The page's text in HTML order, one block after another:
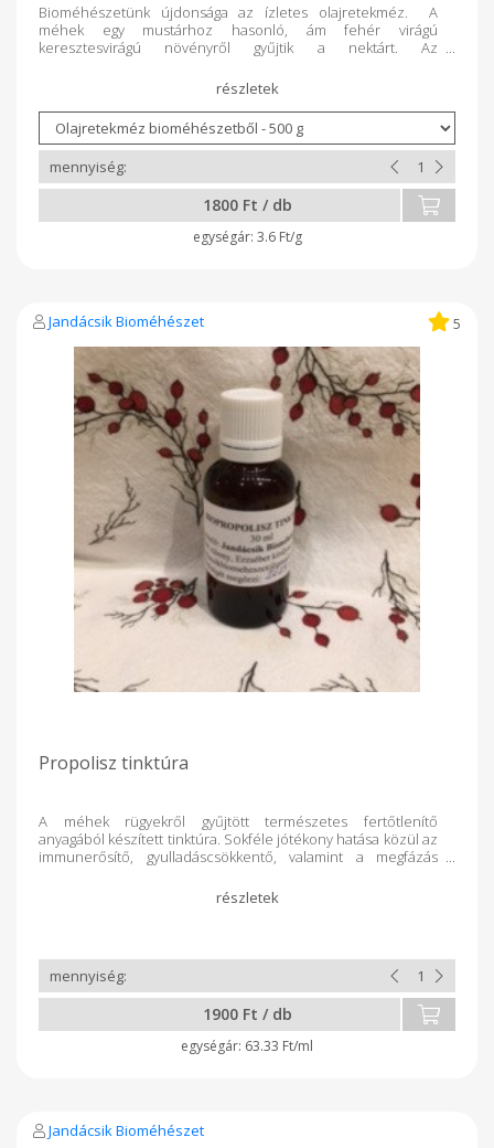
Bioméhészetünk újdonsága az ízletes olajretekméz. A
méhek egy mustárhoz hasonló, ám fehér virágú
keresztesvirágú növényről gyűjtik a nektárt. Az
jellegzetes ízét itt hiába keressük! Magas vitmintartalmú,
antibakteriális hatású, serkenti az epekiválasztást. Erőteljes
antioxidáns hatása is van.
1800 Ft / db
3.6 Ft/g
Jandácsik Bioméhészet 5
Propolisz tinktúra
A méhek rügyekről gyűjtött természetes fertőtlenítő
anyagából készített tinktúra. Sokféle jótékony hatása közül az
immunerősítő, gyulladáscsökkentő, valamint a megfázás
adag 20 csepp, egy kanál mézre vagy kockacukorra
csepegtetve. Gyerekeknek inkább propoliszos mézet adjunk.
1900 Ft / db
63.33 Ft/ml
Jandácsik Bioméhészet